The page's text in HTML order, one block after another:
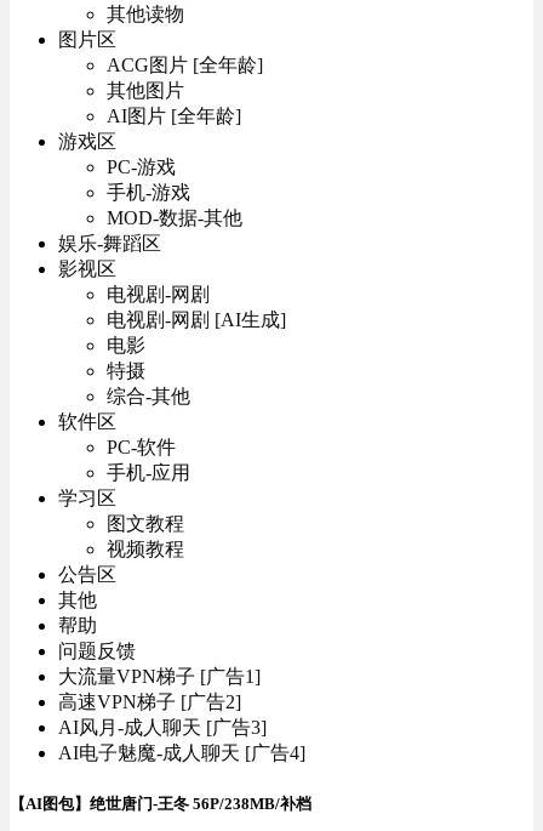
其他读物
图片区
ACG图片 [全年龄]
其他图片
AI图片 [全年龄]
游戏区
PC-游戏
手机-游戏
MOD-数据-其他
娱乐-舞蹈区
影视区
电视剧-网剧
电视剧-网剧 [AI生成]
电影
特摄
综合-其他
软件区
PC-软件
手机-应用
学习区
图文教程
视频教程
公告区
其他
帮助
问题反馈
大流量VPN梯子 [广告1]
高速VPN梯子 [广告2]
AI风月-成人聊天 [广告3]
AI电子魅魔-成人聊天 [广告4]
【AI图包】绝世唐门-王冬 56P/238MB/补档